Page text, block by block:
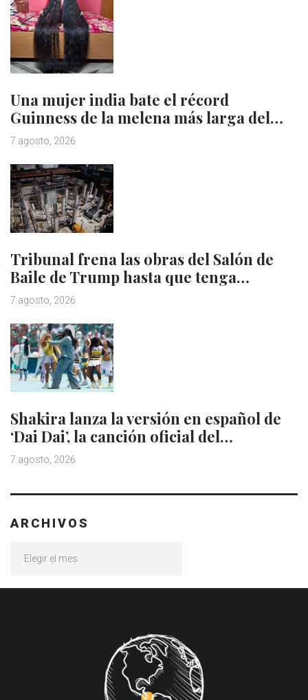
Una mujer india bate el récord
Guinness de la melena más larga del…
7 agosto, 2026
Tribunal frena las obras del Salón de
Baile de Trump hasta que tenga…
7 agosto, 2026
Shakira lanza la versión en español de
‘Dai Dai’, la canción oficial del…
7 agosto, 2026
ARCHIVOS